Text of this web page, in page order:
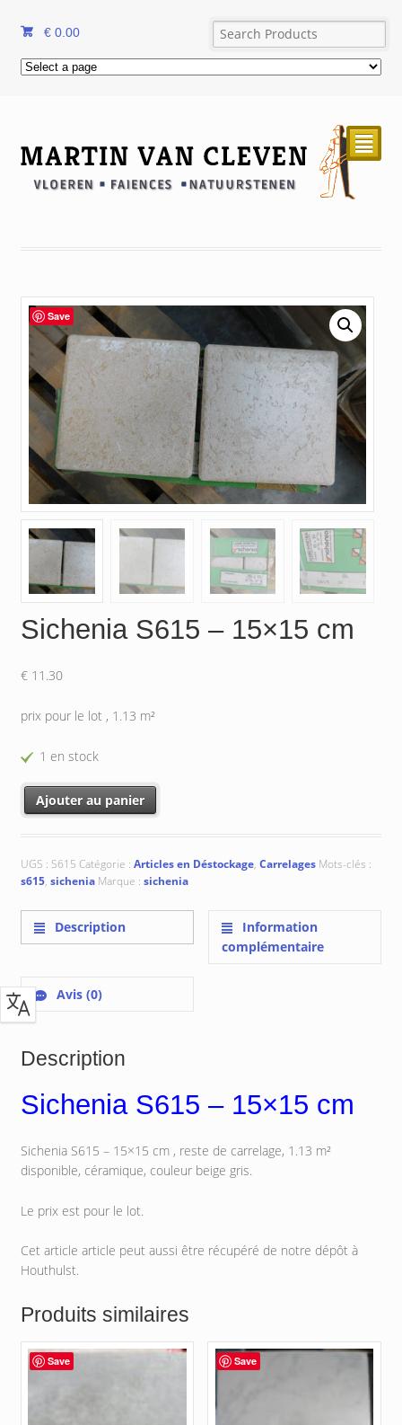
€ 0.00
²
Save
Sichenia S615 – 15×15 cm
€11.30
prix pour le lot , 1.13 m²
1 en stock
quantité de Sichenia S615 - 15x15 cm
Ajouter au panier
UGS : S615 Catégorie : Articles en Déstockage, Carrelages Mots-clés :
s615, sichenia Marque : sichenia
Description
Information
complémentaire
Avis (0)
Description
Sichenia S615 – 15×15 cm
Sichenia S615 – 15×15 cm , reste de carrelage, 1.13 m²
disponible, céramique, couleur beige gris.
Le prix est pour le lot.
Cet article article peut aussi être récupéré de notre dépôt à
Houthulst.
Produits similaires
Save Save